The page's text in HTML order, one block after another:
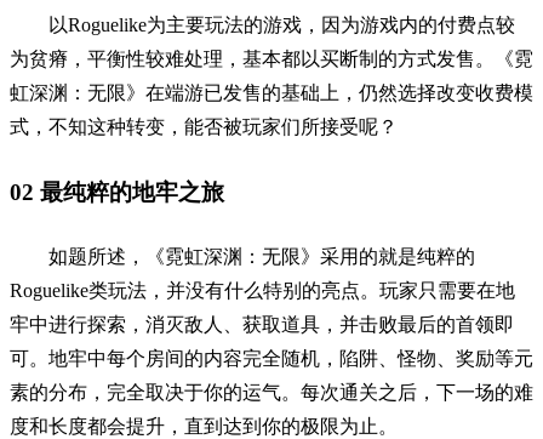
以Roguelike为主要玩法的游戏，因为游戏内的付费点较
为贫瘠，平衡性较难处理，基本都以买断制的方式发售。《霓
虹深渊：无限》在端游已发售的基础上，仍然选择改变收费模
式，不知这种转变，能否被玩家们所接受呢？
02 最纯粹的地牢之旅
如题所述，《霓虹深渊：无限》采用的就是纯粹的
Roguelike类玩法，并没有什么特别的亮点。玩家只需要在地
牢中进行探索，消灭敌人、获取道具，并击败最后的首领即
可。地牢中每个房间的内容完全随机，陷阱、怪物、奖励等元
素的分布，完全取决于你的运气。每次通关之后，下一场的难
度和长度都会提升，直到达到你的极限为止。